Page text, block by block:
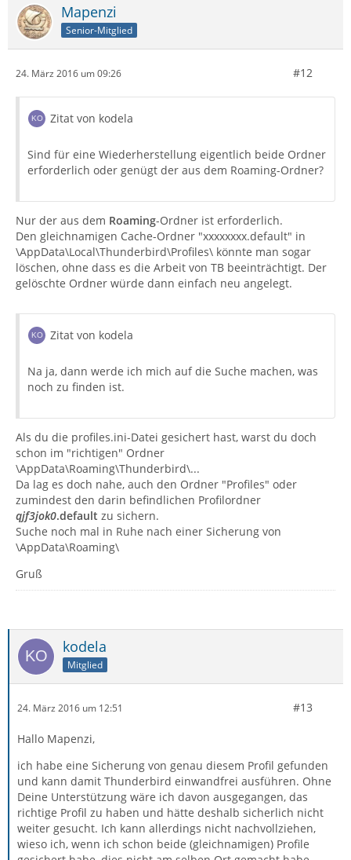
Mapenzi
Senior-Mitglied
24. März 2016 um 09:26 #12
Zitat von kodela
Sind für eine Wiederherstellung eigentlich beide Ordner
erforderlich oder genügt der aus dem Roaming-Ordner?
Nur der aus dem Roaming-Ordner ist erforderlich.
Den gleichnamigen Cache-Ordner "xxxxxxxx.default" in
\AppData\Local\Thunderbird\Profiles\ könnte man sogar
löschen, ohne dass es die Arbeit von TB beeinträchtigt. Der
gelöschte Ordner würde dann einfach neu angelegt.
Zitat von kodela
Na ja, dann werde ich mich auf die Suche machen, was
noch zu finden ist.
Als du die profiles.ini-Datei gesichert hast, warst du doch
schon im "richtigen" Ordner
\AppData\Roaming\Thunderbird\...
Da lag es doch nahe, auch den Ordner "Profiles" oder
zumindest den darin befindlichen Profilordner
qjf3jok0.default zu sichern.
Suche noch mal in Ruhe nach einer Sicherung von
\AppData\Roaming\
Gruß
kodela
Mitglied
24. März 2016 um 12:51 #13
Hallo Mapenzi,
ich habe eine Sicherung von genau diesem Profil gefunden
und kann damit Thunderbird einwandfrei ausführen. Ohne
Deine Unterstützung wäre ich davon ausgegangen, das
richtige Profil zu haben und hätte deshalb sicherlich nicht
weiter gesucht. Ich kann allerdings nicht nachvollziehen,
wieso ich, wenn ich schon beide (gleichnamigen) Profile